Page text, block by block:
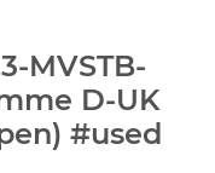
MVSTB-
D-UK
#used